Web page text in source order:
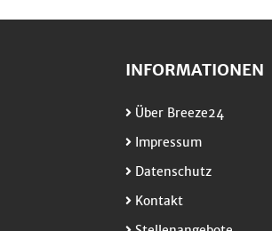
INFORMATIONEN
Über Breeze24
Impressum
Datenschutz
Kontakt